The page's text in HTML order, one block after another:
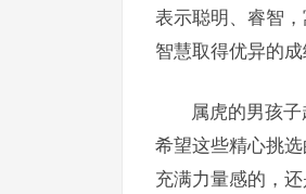
表示聪明、睿智
智慧取得优异的成
属虎的男孩
希望这些精心挑
充满力量感的，